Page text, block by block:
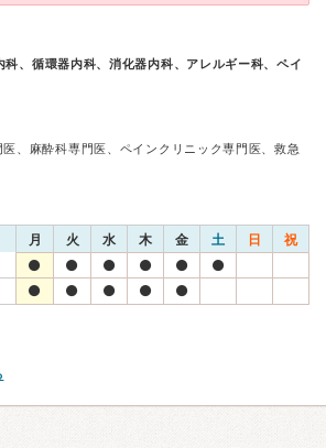
科、循環器内科、消化器内科、アレルギー科、ペイ
、麻酔科専門医、ペインクリニック専門医、救急
月 火 水 木 金 土 日 祝